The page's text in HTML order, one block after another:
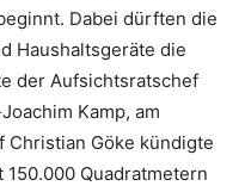
Dabei dürften die
Haushaltsgeräte die
der Aufsichtsratschef
Kamp, am
Christian Göke kündigte
Quadratmetern